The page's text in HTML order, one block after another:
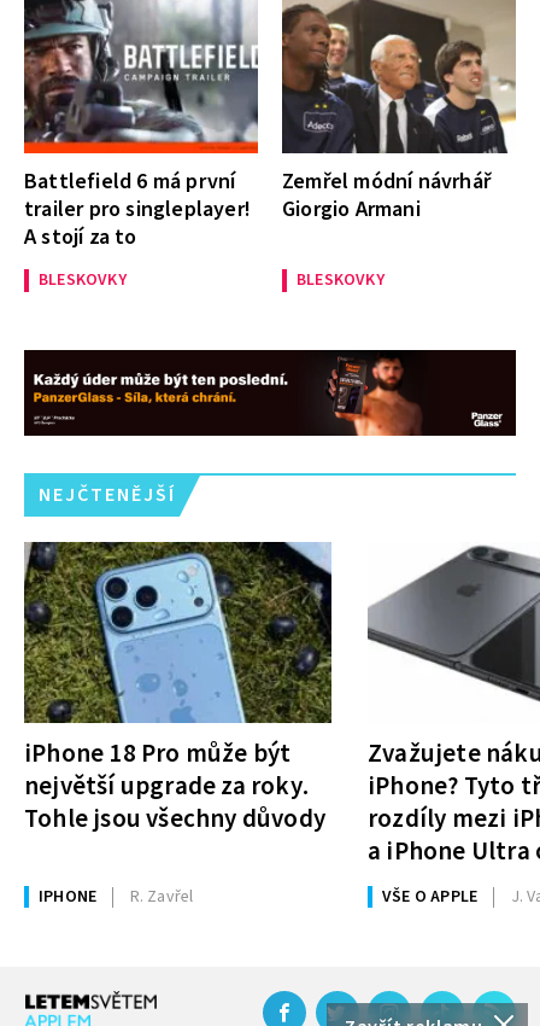
Battlefield 6 má první
trailer pro singleplayer!
A stojí za to
BLESKOVKY
Zemřel módní návrhář
Giorgio Armani
BLESKOVKY
NEJČTENĚJŠÍ
iPhone 18 Pro může být
největší upgrade za roky.
Tohle jsou všechny důvody
IPHONE R. Zavřel
Zvažujete
iPhone? Tyto
rozdíly mezi
a iPhone Ultra
rozhodnutí
VŠE O APPLE J.